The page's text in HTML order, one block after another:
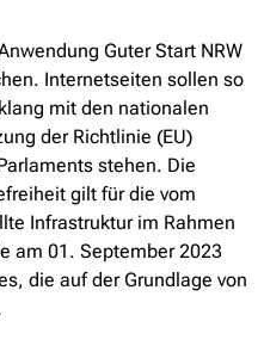
Guter Start NRW
Internetseiten sollen so
mit den nationalen
der Richtlinie (EU)
stehen. Die
gilt für die vom
Infrastruktur im Rahmen
am 01. September 2023
die auf der Grundlage von